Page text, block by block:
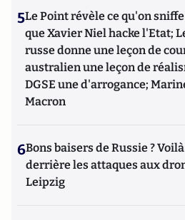
5Le Point révèle ce qu'on
que Xavier Niel hacke l'Etat;
russe donne une leçon de
australien une leçon de
DGSE une d'arrogance;
Macron
6Bons baisers de Russie ?
derrière les attaques aux
Leipzig